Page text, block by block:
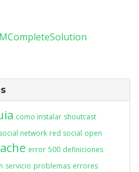
como instalar shoutcast
social network red social open
error 500 definiciones
servicio problemas errores